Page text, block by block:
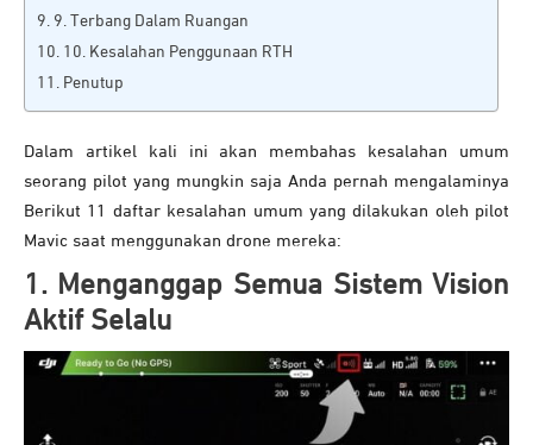
9. Terbang Dalam Ruangan
10. Kesalahan Penggunaan RTH
Penutup
Dalam artikel kali ini akan membahas kesalahan umum
seorang pilot yang mungkin saja Anda pernah mengalaminya
Berikut 11 daftar kesalahan umum yang dilakukan oleh pilot
Mavic saat menggunakan drone mereka:
1. Menganggap Semua Sistem Vision
Aktif Selalu